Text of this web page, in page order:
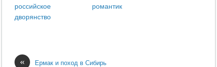
российское
дворянство
романтик
« Ермак и поход в Сибирь